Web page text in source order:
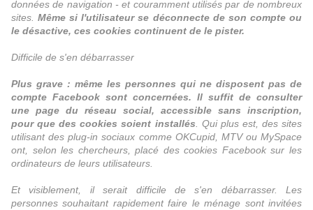
données de navigation - et couramment utilisés par de nombreux
sites.Même si l'utilisateur se déconnecte de son compte ou
le désactive, ces cookies continuent de le pister.
Difficile de s'en débarrasser
Plus grave : même les personnes qui ne disposent pas de
compte Facebook sont concernées. Il suffit de consulter
une page du réseau social, accessible sans inscription,
pour que des cookies soient installés . Qui plus est, des sites
utilisant des plug-in sociaux comme OKCupid, MTV ou MySpace
ont, selon les chercheurs, placé des cookies Facebook sur les
ordinateurs de leurs utilisateurs.
Et visiblement, il serait difficile de s'en débarrasser. Les
personnes souhaitant rapidement faire le ménage sont invitées